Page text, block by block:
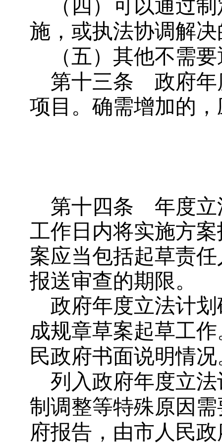
（四）可以通过
施，或执法协调解
（五）其他不需
第十三条
政府
项目。确需增加的
第十四条
年度
工作日内将实施方
案应当包括起草责
报送审查的期限。
政府年度立法计
成规章草案起草工
民政府书面说明情况
列入政府年度立
制调整等特殊原因
府报告，由市人民